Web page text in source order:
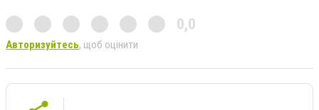
0,0
Авторизуйтесь, щоб оцінити